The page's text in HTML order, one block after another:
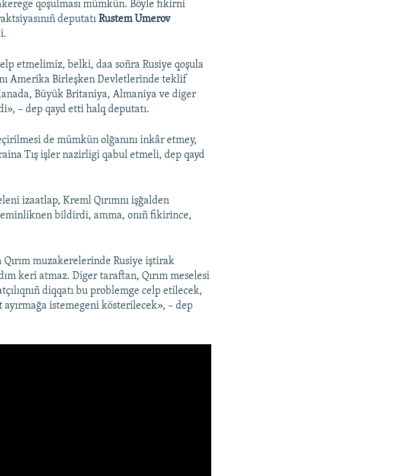
qoşulması mümkün. Böyle fikirni
deputatıRustem Umerov
etmelimiz, belki, daa soñra Rusiye qoşula
Amerika Birleşken Devletlerinde teklif
Büyük Britaniya, Almaniya ve diger
– dep qayd etti halq deputatı.
de mümkün olğanını inkâr etmey,
Tış işler nazirligi qabul etmeli, dep qayd
izaatlap, Kreml Qırımnı işğalden
bildirdi, amma, onıñ fikirince,
muzakerelerinde Rusiye iştirak
keri atmaz. Diger taraftan, Qırım meselesi
diqqatı bu problemge celp etilecek,
ayırmağa istemegeni kösterilecek», – dep